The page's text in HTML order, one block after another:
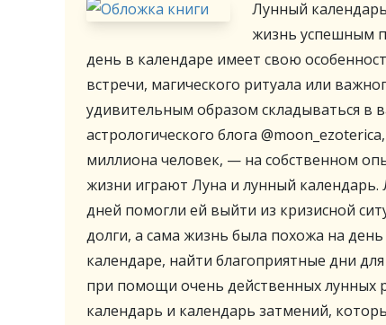
Лунный
жизнь успешным
день в календаре имеет свою
встречи, магического ритуала или
удивительным образом складываться в
астрологического блога
миллиона человек, — на собственном
жизни играют Луна и лунный календарь.
дней помогли ей выйти из кризисной
долги, а сама жизнь была похожа на
календаре, найти благоприятные дни
при помощи очень действенных лунных
календарь и календарь затмений,